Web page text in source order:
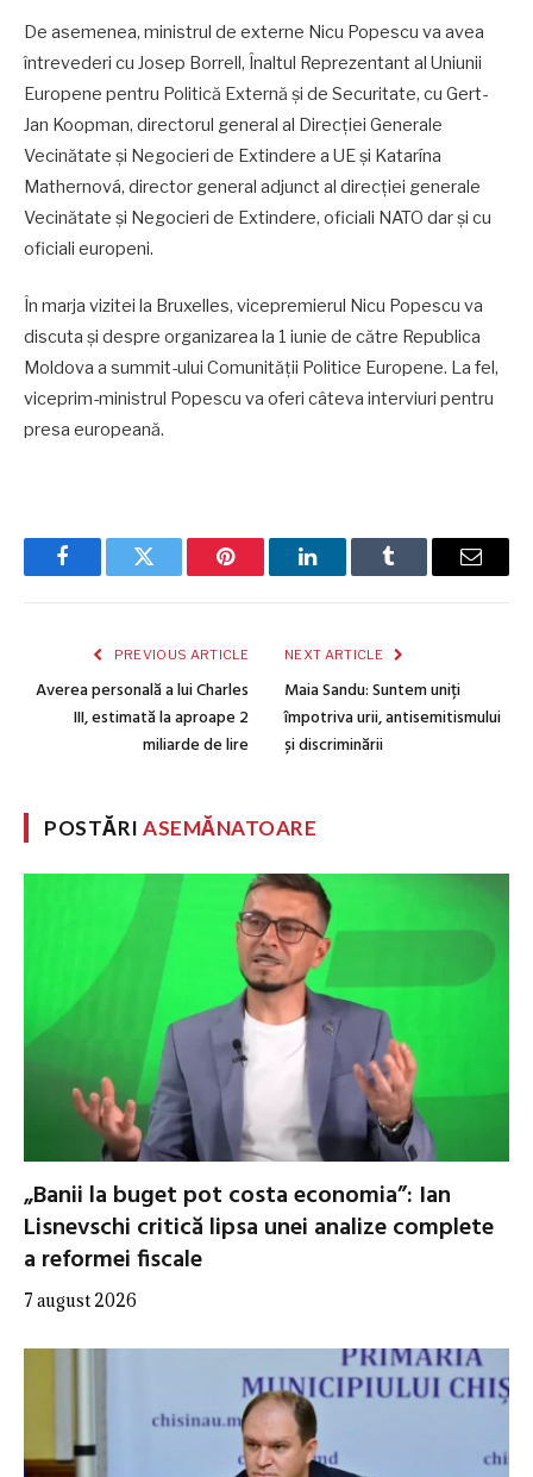
De asemenea, ministrul de externe Nicu Popescu va avea
întrevederi cu Josep Borrell, Înaltul Reprezentant al Uniunii
Europene pentru Politică Externă și de Securitate, cu Gert-
Jan Koopman, directorul general al Direcției Generale
Vecinătate și Negocieri de Extindere a UE și Katarína
Mathernová, director general adjunct al direcției generale
Vecinătate și Negocieri de Extindere, oficiali NATO dar și cu
oficiali europeni.
În marja vizitei la Bruxelles, vicepremierul Nicu Popescu va
discuta și despre organizarea la 1 iunie de către Republica
Moldova a summit-ului Comunității Politice Europene. La fel,
viceprim-ministrul Popescu va oferi câteva interviuri pentru
presa europeană.
FacebookTwitter Pinterest LinkedInTumblr Email
PREVIOUS ARTICLE
Averea personală a lui Charles
III, estimată la aproape 2
miliarde de lire
NEXT ARTICLE
Maia Sandu: Suntem uniți
împotriva urii, antisemitismului
și discriminării
POSTĂRIASEMĂNATOARE
„Banii la buget pot costa economia”: Ian
Lisnevschi critică lipsa unei analize complete
a reformei fiscale
7 august 2026